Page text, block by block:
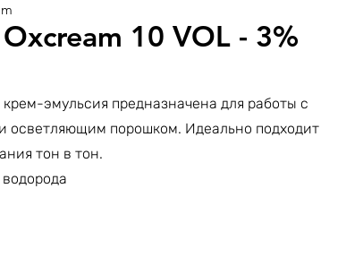
10 VOL - 3%
эмульсия предназначена для работы с
осветляющим порошком. Идеально подходит
тон в тон.